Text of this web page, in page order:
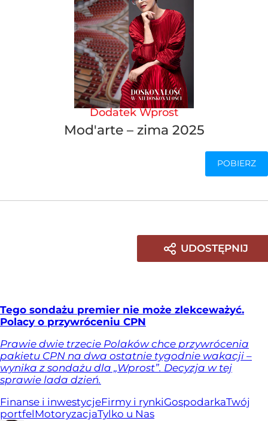
Dodatek Wprost
Mod'arte – zima 2025
POBIERZ
UDOSTĘPNIJ
Tego sondażu premier nie może zlekceważyć.
Polacy o przywróceniu CPN
Prawie dwie trzecie Polaków chce przywrócenia
pakietu CPN na dwa ostatnie tygodnie wakacji –
wynika z sondażu dla „Wprost”. Decyzja w tej
sprawie lada dzień.
Finanse i inwestycjeFirmy i rynkiGospodarkaTwój
portfel MotoryzacjaTylko u Nas